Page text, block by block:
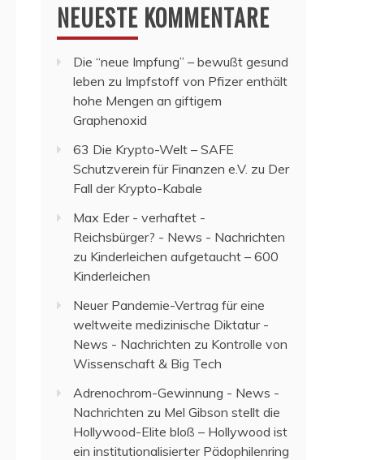
NEUESTE KOMMENTARE
Die “neue Impfung” – bewußt gesund
leben zu Impfstoff von Pfizer enthält
hohe Mengen an giftigem
Graphenoxid
63 Die Krypto-Welt – SAFE
Schutzverein für Finanzen e.V. zu Der
Fall der Krypto-Kabale
Max Eder - verhaftet -
Reichsbürger? - News - Nachrichten
zu Kinderleichen aufgetaucht – 600
Kinderleichen
Neuer Pandemie-Vertrag für eine
weltweite medizinische Diktatur -
News - Nachrichten zu Kontrolle von
Wissenschaft & Big Tech
Adrenochrom-Gewinnung - News -
Nachrichten zu Mel Gibson stellt die
Hollywood-Elite bloß – Hollywood ist
ein institutionalisierter Pädophilenring